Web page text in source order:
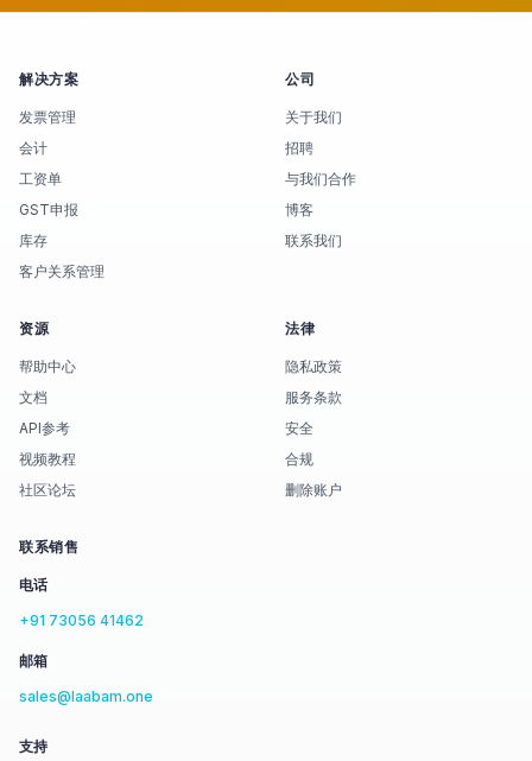
解决方案
发票管理
会计
工资单
GST申报
库存
客户关系管理
公司
关于我们
招聘
与我们合作
博客
联系我们
资源
帮助中心
文档
API参考
视频教程
社区论坛
法律
隐私政策
服务条款
安全
合规
删除账户
联系销售
电话
+91 73056 41462
邮箱
sales@laabam.one
支持